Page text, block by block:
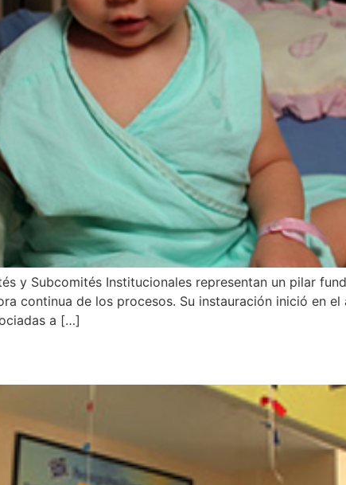
y Subcomités Institucionales representan un pilar
continua de los procesos. Su instauración inició en el
a […]